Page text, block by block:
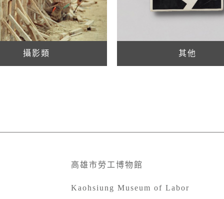
攝影類 其他
高雄市勞工博物館
Kaohsiung Museum of Labor